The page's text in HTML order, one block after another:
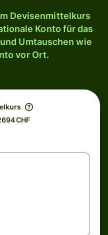
Devisenmittelkurs
Konto für das
Umtauschen wie
vor Ort.
CHF